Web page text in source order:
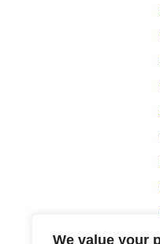
We value your